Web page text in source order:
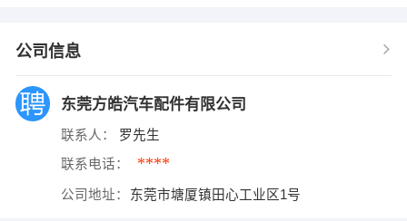
公司信息
东莞方皓汽车配件有限公司
联系人： 罗先生
联系电话： ****
公司地址： 东莞市塘厦镇田心工业区1号